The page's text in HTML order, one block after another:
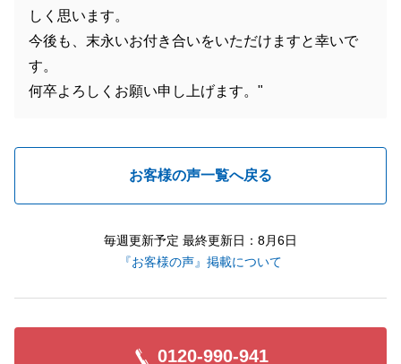
しく思います。
今後も、末永いお付き合いをいただけますと幸いで
す。
何卒よろしくお願い申し上げます。"
お客様の声一覧へ戻る
毎週更新予定 最終更新日：8月6日
『お客様の声』掲載について
0120-990-941